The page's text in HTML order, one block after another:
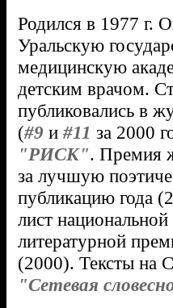
Родился в 1977 г.
Уральскую
медицинскую
детским врачом.
публиковались в
(#9 и #11 за 2000
"РИСК". Премия
за лучшую
публикацию года
лист
литературной
(2000). Тексты на
"Сетевая